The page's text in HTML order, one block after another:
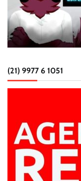
(21) 9977 6 1051